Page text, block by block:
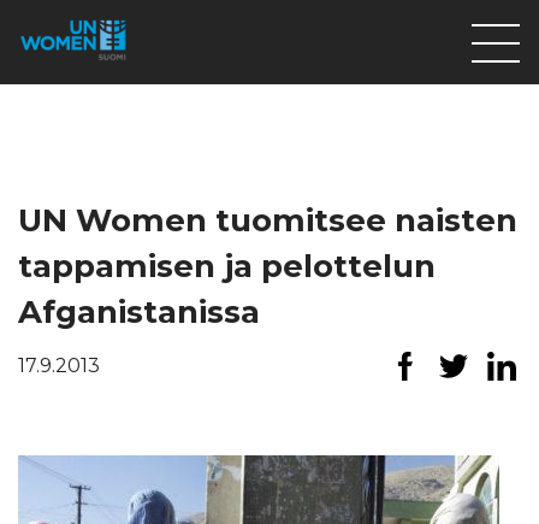
Tietoa meistä
Lahjoita
UN Women tuomitsee naisten
tappamisen ja pelottelun
Afganistanissa
17.9.2013